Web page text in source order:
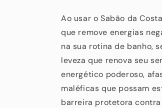
Ao usar o Sabão da
que remove energias
na sua rotina de banho,
leveza que renova seu
energético poderoso,
maléficas que possam
barreira protetora contra